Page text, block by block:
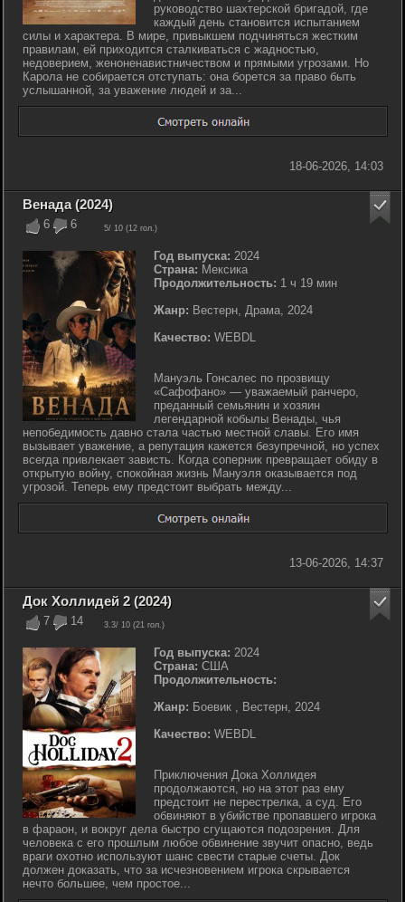
руководство шахтерской бригадой, где
каждый день становится испытанием
силы и характера. В мире, привыкшем подчиняться жестким
правилам, ей приходится сталкиваться с жадностью,
недоверием, женоненавистничеством и прямыми угрозами. Но
Карола не собирается отступать: она борется за право быть
услышанной, за уважение людей и за...
18-06-2026, 14:03
6 6 5/ 10 (12 гол.)
Венада (2024)
Год выпуска: 2024
Страна: Мексика
Продолжительность: 1 ч 19 мин
Жанр: Вестерн, Драма, 2024
Качество: WEBDL
Мануэль Гонсалес по прозвищу
«Сафофано» — уважаемый ранчеро,
преданный семьянин и хозяин
легендарной кобылы Венады, чья
непобедимость давно стала частью местной славы. Его имя
вызывает уважение, а репутация кажется безупречной, но успех
всегда привлекает зависть. Когда соперник превращает обиду в
открытую войну, спокойная жизнь Мануэля оказывается под
угрозой. Теперь ему предстоит выбрать между...
13-06-2026, 14:37
7 14 3.3/ 10 (21 гол.)
Док Холлидей 2 (2024)
Год выпуска: 2024
Страна: США
Продолжительность:
Жанр: Боевик , Вестерн, 2024
Качество: WEBDL
Приключения Дока Холлидея
продолжаются, но на этот раз ему
предстоит не перестрелка, а суд. Его
обвиняют в убийстве пропавшего игрока
в фараон, и вокруг дела быстро сгущаются подозрения. Для
человека с его прошлым любое обвинение звучит опасно, ведь
враги охотно используют шанс свести старые счеты. Док
должен доказать, что за исчезновением игрока скрывается
нечто большее, чем простое...